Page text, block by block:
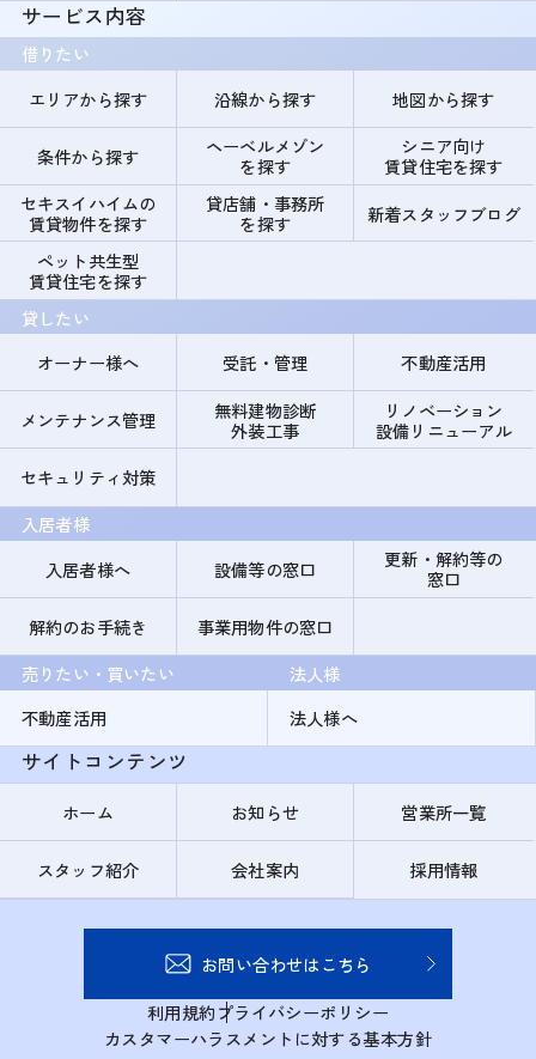
サービス内容
借りたい
エリアから探す
沿線から探す 地図から探す
条件から探す
ヘーベルメゾン
を探す
シニア向け
賃貸住宅を探す
セキスイハイムの
賃貸物件を探す
貸店舗・事務所
を探す
新着スタッフブログ
ペット共生型
賃貸住宅を探す
貸したい
オーナー様へ
受託・管理 不動産活用
メンテナンス管理
無料建物診断
外装工事
リノベーション
設備リニューアル
セキュリティ対策
入居者様
入居者様へ
設備等の窓口
更新・解約等の
窓口
解約のお手続き
事業用物件の窓口
売りたい・買いたい
不動産活用
法人様
法人様へ
サイトコンテンツ
ホーム お知らせ 営業所一覧
スタッフ紹介 会社案内 採用情報
お問い合わせはこちら
利用規約プライバシーポリシー
カスタマーハラスメントに対する基本方針